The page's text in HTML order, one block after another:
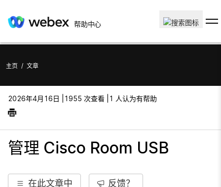
帮助中心
主页 / 文章
2026年4月16日 | 1955 次查看 | 1 人认为有帮助
管理 Cisco Room USB
在此文章中 反馈？